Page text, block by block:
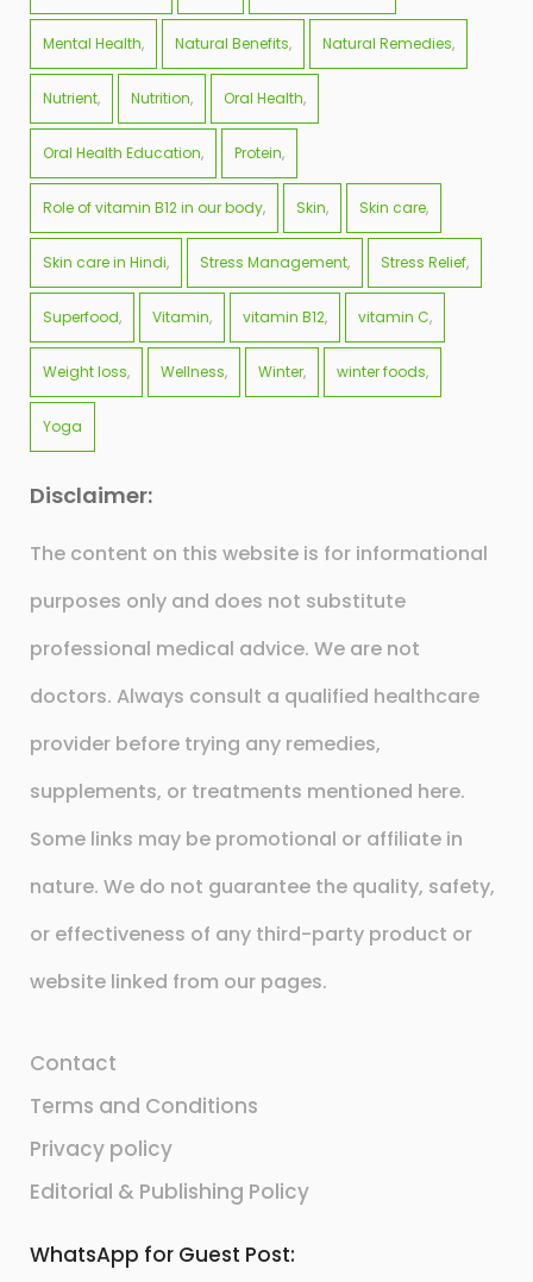
Mental Health Natural Benefits Natural Remedies
Nutrient Nutrition Oral Health
Oral Health Education Protein
Role of vitamin B12 in our body Skin Skin care
Skin care in Hindi Stress Management Stress Relief
Superfood Vitamin vitamin B12 vitamin C
Weight loss Wellness Winter winter foods
Yoga
Disclaimer:
The content on this website is for informational
purposes only and does not substitute
professional medical advice. We are not
doctors. Always consult a qualified healthcare
provider before trying any remedies,
supplements, or treatments mentioned here.
Some links may be promotional or affiliate in
nature. We do not guarantee the quality, safety,
or effectiveness of any third-party product or
website linked from our pages.
Contact
Terms and Conditions
Privacy policy
Editorial & Publishing Policy
WhatsApp for Guest Post: